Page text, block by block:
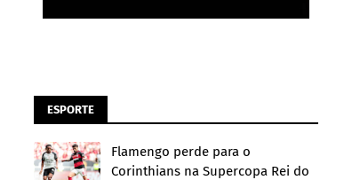
ESPORTE
Flamengo perde para o
Corinthians na Supercopa Rei do